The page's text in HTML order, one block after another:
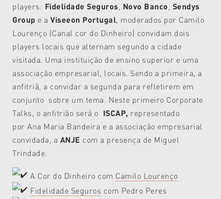
players: Fidelidade Seguros Novo Banco Sendys
Group e aViseeon Portugal , moderados por Camilo
Lourenço (Canal cor do Dinheiro) convidam dois
players locais que alternam segundo a cidade
visitada. Uma instituição de ensino superior e uma
associação empresarial, locais. Sendo a primeira, a
anfitriã, a convidar a segunda para refletirem em
conjunto sobre um tema. Neste primeiro Corporate
Talks, o anfitrião será o ISCAP, representado
por Ana Maria Bandeira e a associação empresarial
convidada, a ANJE com a presença de Miguel
Trindade.
A Cor do Dinheiro com Camilo Lourenço
Fidelidade Seguros com Pedro Peres